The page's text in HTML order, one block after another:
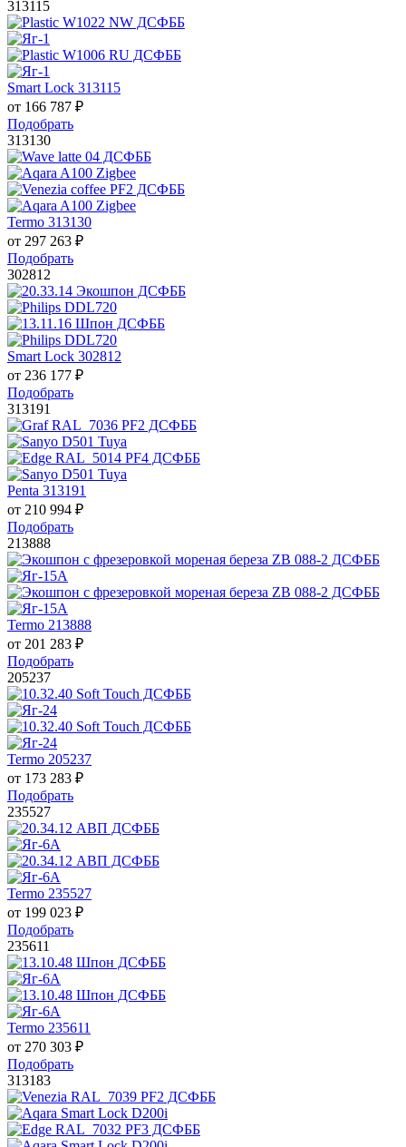
313115
Smart Lock 313115
от 166 787 ₽
Подобрать
313130
Termo 313130
от 297 263 ₽
Подобрать
302812
Smart Lock 302812
от 236 177 ₽
Подобрать
313191
Penta 313191
от 210 994 ₽
Подобрать
213888
Termo 213888
от 201 283 ₽
Подобрать
205237
Termo 205237
от 173 283 ₽
Подобрать
235527
Termo 235527
от 199 023 ₽
Подобрать
235611
Termo 235611
от 270 303 ₽
Подобрать
313183